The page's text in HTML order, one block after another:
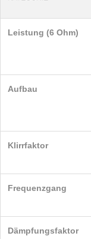
Leistung (6 Ohm)
Aufbau
Klirrfaktor
Frequenzgang
Dämpfungsfaktor